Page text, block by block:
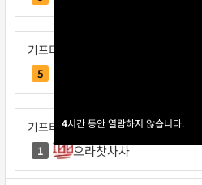
4시간 동안 열람하지 않습니다.
4시간 동안 열람하지 않습니다.
기프티콘 교환신청
5
기프티콘 교환신청
1 으라찻차차